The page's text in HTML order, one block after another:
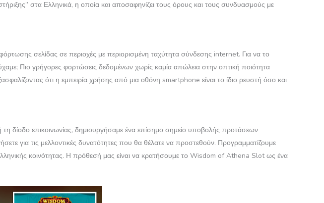
στα Ελληνικά, η οποία και αποσαφηνίζει τους όρους και τους συνδυασμούς με
σελίδας σε περιοχές με περιορισμένη ταχύτητα σύνδεσης internet. Για να το
Πιο γρήγορες φορτώσεις δεδομένων χωρίς καμία απώλεια στην οπτική ποιότητα
ότι η εμπειρία χρήσης από μια οθόνη smartphone είναι το ίδιο ρευστή όσο και
τη δίοδο επικοινωνίας, δημιουργήσαμε ένα επίσημο σημείο υποβολής προτάσεων
για τις μελλοντικές δυνατότητες που θα θέλατε να προστεθούν. Προγραμματίζουμε
κοινότητας. Η πρόθεσή μας είναι να κρατήσουμε το Wisdom of Athena Slot ως ένα